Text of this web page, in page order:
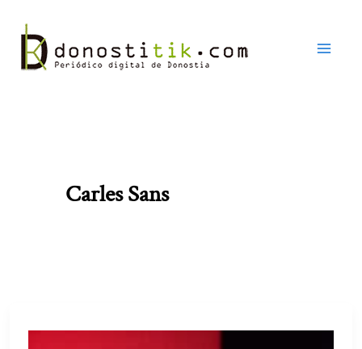
contenido
Carles Sans